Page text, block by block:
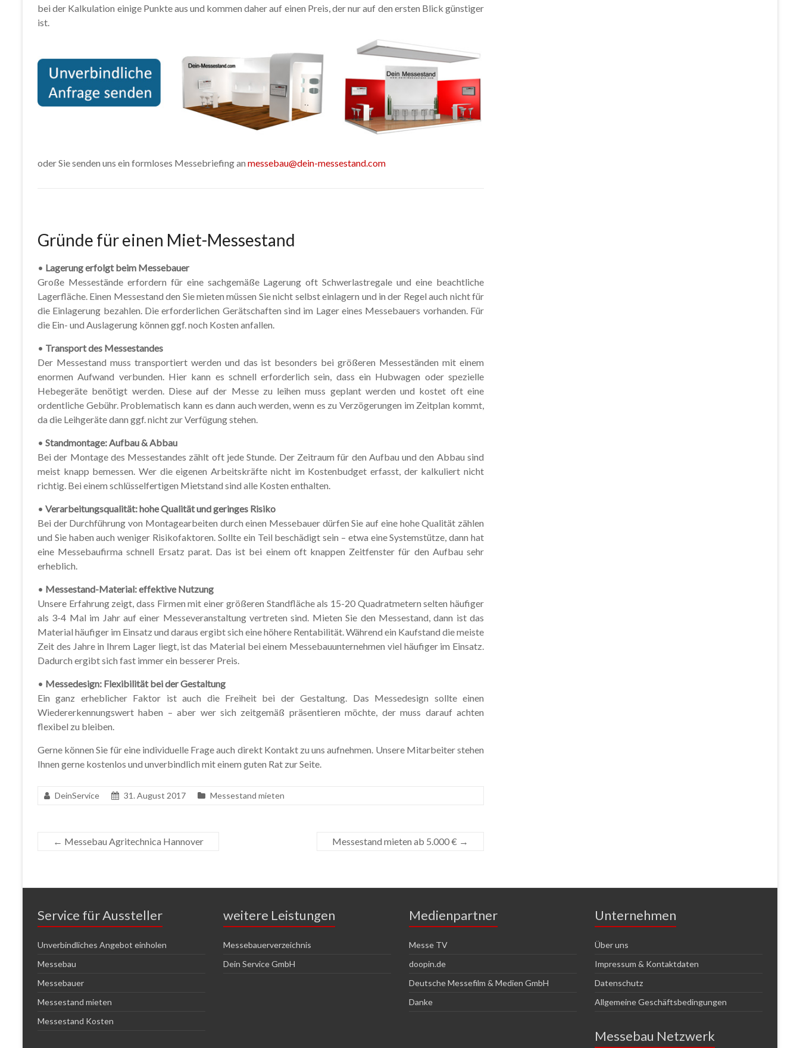
bei der Kalkulation einige Punkte aus und kommen daher auf einen Preis, der nur auf den ersten Blick günstiger
ist.
oder Sie senden uns ein formloses Messebriefing an messebau@dein-messestand.com
Gründe für einen Miet-Messestand
• Lagerung erfolgt beim Messebauer
Große Messestände erfordern für eine sachgemäße Lagerung oft Schwerlastregale und eine beachtliche
Lagerfläche. Einen Messestand den Sie mieten müssen Sie nicht selbst einlagern und in der Regel auch nicht für
die Einlagerung bezahlen. Die erforderlichen Gerätschaften sind im Lager eines Messebauers vorhanden. Für
die Ein- und Auslagerung können ggf. noch Kosten anfallen.
• Transport des Messestandes
Der Messestand muss transportiert werden und das ist besonders bei größeren Messeständen mit einem
enormen Aufwand verbunden. Hier kann es schnell erforderlich sein, dass ein Hubwagen oder spezielle
Hebegeräte benötigt werden. Diese auf der Messe zu leihen muss geplant werden und kostet oft eine
ordentliche Gebühr. Problematisch kann es dann auch werden, wenn es zu Verzögerungen im Zeitplan kommt,
da die Leihgeräte dann ggf. nicht zur Verfügung stehen.
• Standmontage: Aufbau & Abbau
Bei der Montage des Messestandes zählt oft jede Stunde. Der Zeitraum für den Aufbau und den Abbau sind
meist knapp bemessen. Wer die eigenen Arbeitskräfte nicht im Kostenbudget erfasst, der kalkuliert nicht
richtig. Bei einem schlüsselfertigen Mietstand sind alle Kosten enthalten.
• Verarbeitungsqualität: hohe Qualität und geringes Risiko
Bei der Durchführung von Montagearbeiten durch einen Messebauer dürfen Sie auf eine hohe Qualität zählen
und Sie haben auch weniger Risikofaktoren. Sollte ein Teil beschädigt sein – etwa eine Systemstütze, dann hat
eine Messebaufirma schnell Ersatz parat. Das ist bei einem oft knappen Zeitfenster für den Aufbau sehr
erheblich.
• Messestand-Material: effektive Nutzung
Unsere Erfahrung zeigt, dass Firmen mit einer größeren Standfläche als 15-20 Quadratmetern selten häufiger
als 3-4 Mal im Jahr auf einer Messeveranstaltung vertreten sind. Mieten Sie den Messestand, dann ist das
Material häufiger im Einsatz und daraus ergibt sich eine höhere Rentabilität. Während ein Kaufstand die meiste
Zeit des Jahre in Ihrem Lager liegt, ist das Material bei einem Messebauunternehmen viel häufiger im Einsatz.
Dadurch ergibt sich fast immer ein besserer Preis.
• Messedesign: Flexibilität bei der Gestaltung
Ein ganz erheblicher Faktor ist auch die Freiheit bei der Gestaltung. Das Messedesign sollte einen
Wiedererkennungswert haben – aber wer sich zeitgemäß präsentieren möchte, der muss darauf achten
flexibel zu bleiben.
Gerne können Sie für eine individuelle Frage auch direkt Kontakt zu uns aufnehmen. Unsere Mitarbeiter stehen
Ihnen gerne kostenlos und unverbindlich mit einem guten Rat zur Seite.
DeinService 31. August 2017 Messestand mieten
← Messebau Agritechnica Hannover Messestand mieten ab 5.000 € →
Service für Aussteller
Unverbindliches Angebot einholen
Messebau
Messebauer
Messestand mieten
Messestand Kosten
weitere Leistungen
Messebauerverzeichnis
Dein Service GmbH
Medienpartner
Messe TV
doopin.de
Deutsche Messefilm & Medien GmbH
Danke
Unternehmen
Über uns
Impressum & Kontaktdaten
Datenschutz
Allgemeine Geschäftsbedingungen
Messebau Netzwerk